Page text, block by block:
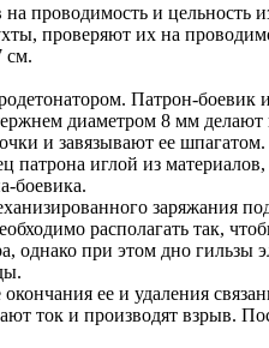
проводимость и цельность
проверяют их на
см.
Патрон-
диаметром 8 мм делают
и завязывают ее шпагатом.
иглой из
боевика.
заряжания
располагать так,
при этом дно гильзы
ее и удаления
ток и производят взрыв.